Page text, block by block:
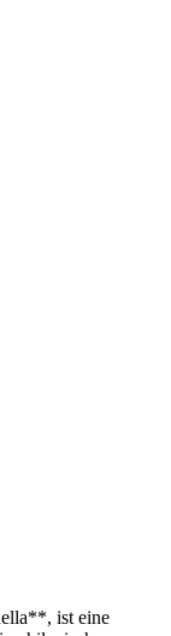
ist eine